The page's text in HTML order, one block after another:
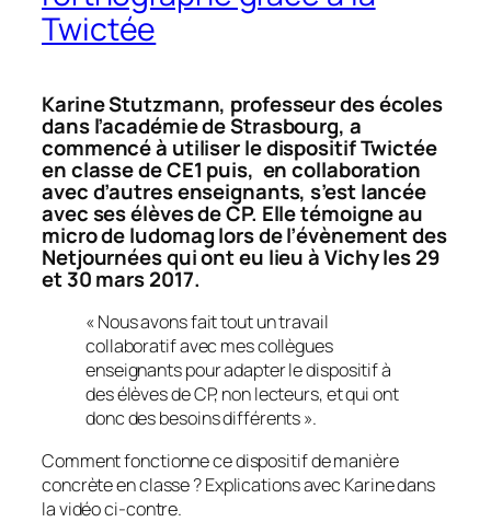
Twictée
Karine Stutzmann, professeur des écoles
dans l’académie de Strasbourg, a
commencé à utiliser le dispositif Twictée
en classe de CE1 puis, en collaboration
avec d’autres enseignants, s’est lancée
avec ses élèves de CP. Elle témoigne au
micro de ludomag lors de l’évènement des
Netjournées qui ont eu lieu à Vichy les 29
et 30 mars 2017.
« Nous avons fait tout un travail
collaboratif avec mes collègues
enseignants pour adapter le dispositif à
des élèves de CP, non lecteurs, et qui ont
donc des besoins différents ».
Comment fonctionne ce dispositif de manière
concrète en classe ? Explications avec Karine dans
la vidéo ci-contre.